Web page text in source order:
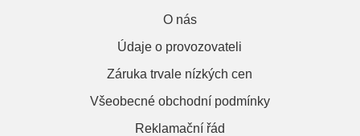
O nás
Údaje o provozovateli
Záruka trvale nízkých cen
Všeobecné obchodní podmínky
Reklamační řád